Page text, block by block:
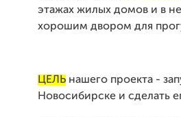
этажах жилых домов и в
хорошим двором для
ЦЕЛЬ нашего проекта -
Новосибирске и сделать